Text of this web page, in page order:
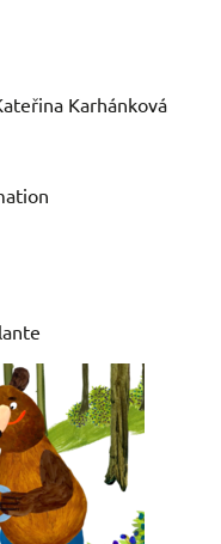
Karhánková